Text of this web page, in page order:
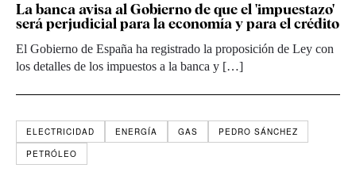
La banca avisa al Gobierno de que el 'impuestazo'
será perjudicial para la economía y para el crédito
El Gobierno de España ha registrado la proposición de Ley con
los detalles de los impuestos a la banca y […]
ELECTRICIDAD ENERGÍA GAS
PEDRO SÁNCHEZ
PETRÓLEO